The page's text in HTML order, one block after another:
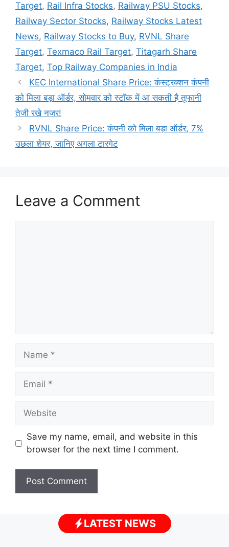
Target, Rail Infra Stocks, Railway PSU Stocks,
Railway Sector Stocks, Railway Stocks Latest
News, Railway Stocks to Buy, RVNL Share
Target, Texmaco Rail Target, Titagarh Share
Target, Top Railway Companies in India
KEC International Share Price: कंस्ट्रक्शन कंपनी
को मिला बड़ा ऑर्डर, सोमवार को स्टॉक में आ सकती है तूफानी
तेजी रखे नजर!
RVNL Share Price: कंपनी को मिला बड़ा ऑर्डर, 7%
उछला शेयर, जानिए अगला टारगेट
Leave a Comment
Name
Email
Website
Save my name, email, and website in this
browser for the next time I comment.
LATEST NEWS